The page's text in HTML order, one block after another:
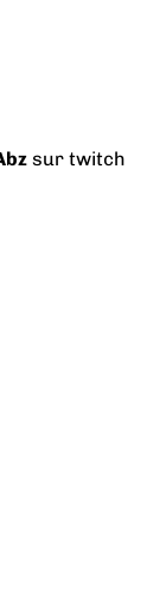
sur twitch